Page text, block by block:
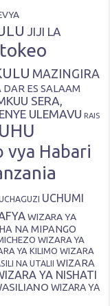
JIJI LA
MAZINGIRA
DAR ES SALAAM
SERA,
ULEMAVU RAIS
vya Habari
UCHUMI
WIZARA YA
NA MIPANGO
WIZARA YA
YA KILIMO WIZARA
NA UTALII WIZARA
YA NISHATI
WIZARA YA